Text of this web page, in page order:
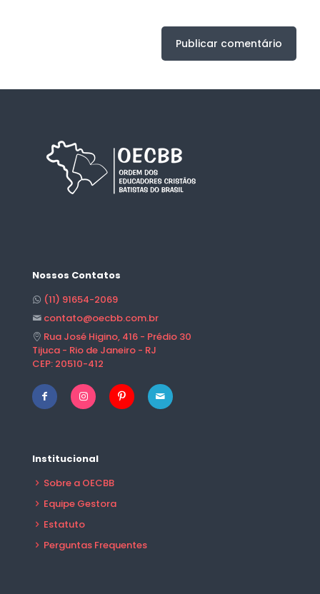
Nossos Contatos
(11) 91654-2069
contato@oecbb.com.br
Rua José Higino, 416 - Prédio 30
Tijuca - Rio de Janeiro - RJ
CEP: 20510-412
Institucional
Sobre a OECBB
Equipe Gestora
Estatuto
Perguntas Frequentes